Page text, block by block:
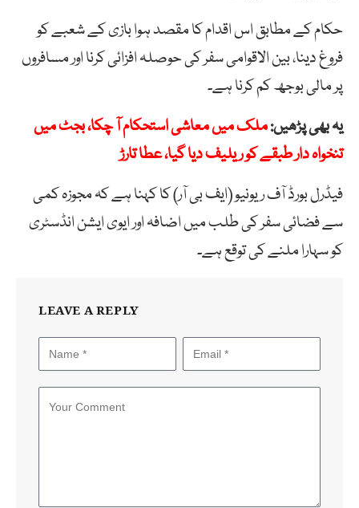
حکام کے مطابق اس اقدام کا مقصد ہوا بازی کے شعبے کو
فروغ دینا، بین الاقوامی سفر کی حوصلہ افزائی کرنا اور مسافروں
پر مالی بوجھ کم کرنا ہے۔
یہ بھی پڑھیں:ملک میں معاشی استحکام آ چکا، بجٹ میں
تنخواہ دار طبقے کو ریلیف دیا گیا، عطا تارڑ
فیڈرل بورڈ آف ریونیو (ایف بی آر) کا کہنا ہے کہ مجوزہ کمی
سے فضائی سفر کی طلب میں اضافہ اور ایوی ایشن انڈسٹری
کو سہارا ملنے کی توقع ہے۔
LEAVE A REPLY